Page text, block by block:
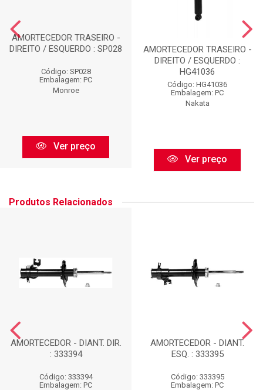
AMORTECEDOR TRASEIRO -
DIREITO / ESQUERDO : SP028
Código: SP028
Embalagem: PC
Monroe
Ver preço
AMORTECEDOR TRASEIRO -
DIREITO / ESQUERDO :
HG41036
Código: HG41036
Embalagem: PC
Nakata
Ver preço
Produtos Relacionados
AMORTECEDOR - DIANT. DIR.
: 333394
Código: 333394
Embalagem: PC
AMORTECEDOR - DIANT.
ESQ. : 333395
Código: 333395
Embalagem: PC